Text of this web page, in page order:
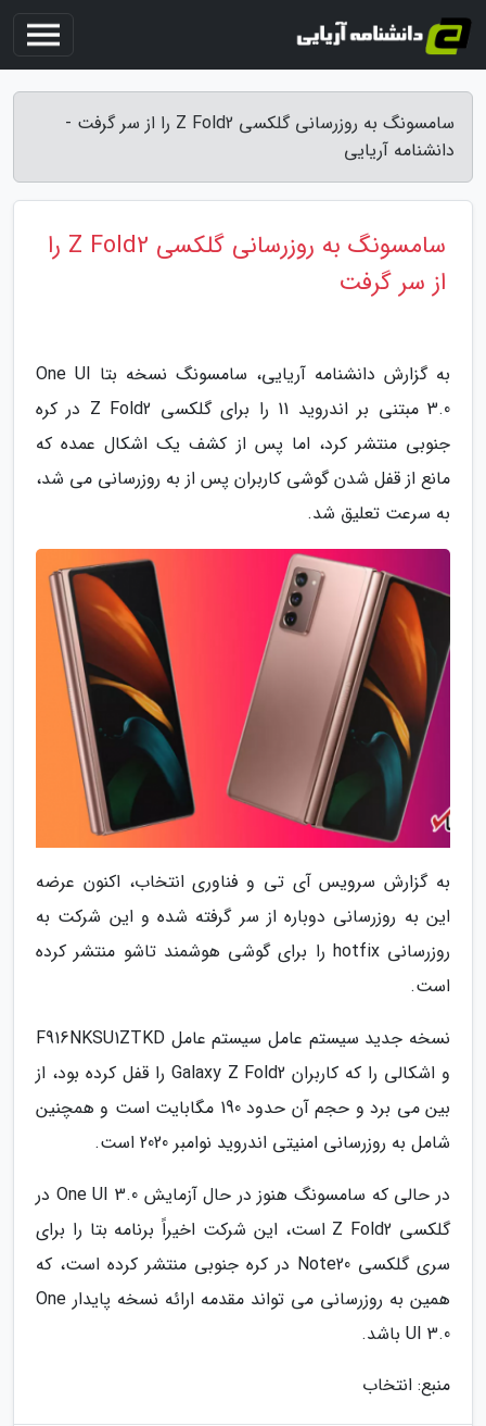
سامسونگ به روزرسانی گلکسی Z Fold2 را از سر گرفت -
دانشنامه آریایی
سامسونگ به روزرسانی گلکسی Z Fold2 را
از سر گرفت
به گزارش دانشنامه آریایی، سامسونگ نسخه بتا One UI
3.0 مبتنی بر اندروید 11 را برای گلکسی Z Fold2 در کره
جنوبی منتشر کرد، اما پس از کشف یک اشکال عمده که
مانع از قفل شدن گوشی کاربران پس از به روزرسانی می شد،
به سرعت تعلیق شد.
به گزارش سرویس آی تی و فناوری انتخاب، اکنون عرضه
این به روزرسانی دوباره از سر گرفته شده و این شرکت به
روزرسانی hotfix را برای گوشی هوشمند تاشو منتشر کرده
است.
نسخه جدید سیستم عامل سیستم عامل F916NKSU1ZTKD
و اشکالی را که کاربران Galaxy Z Fold2 را قفل کرده بود، از
بین می برد و حجم آن حدود 190 مگابایت است و همچنین
شامل به روزرسانی امنیتی اندروید نوامبر 2020 است.
در حالی که سامسونگ هنوز در حال آزمایش One UI 3.0 در
گلکسی Z Fold2 است، این شرکت اخیراً برنامه بتا را برای
سری گلکسی Note20 در کره جنوبی منتشر کرده است، که
همین به روزرسانی می تواند مقدمه ارائه نسخه پایدار One
UI 3.0 باشد.
منبع: انتخاب